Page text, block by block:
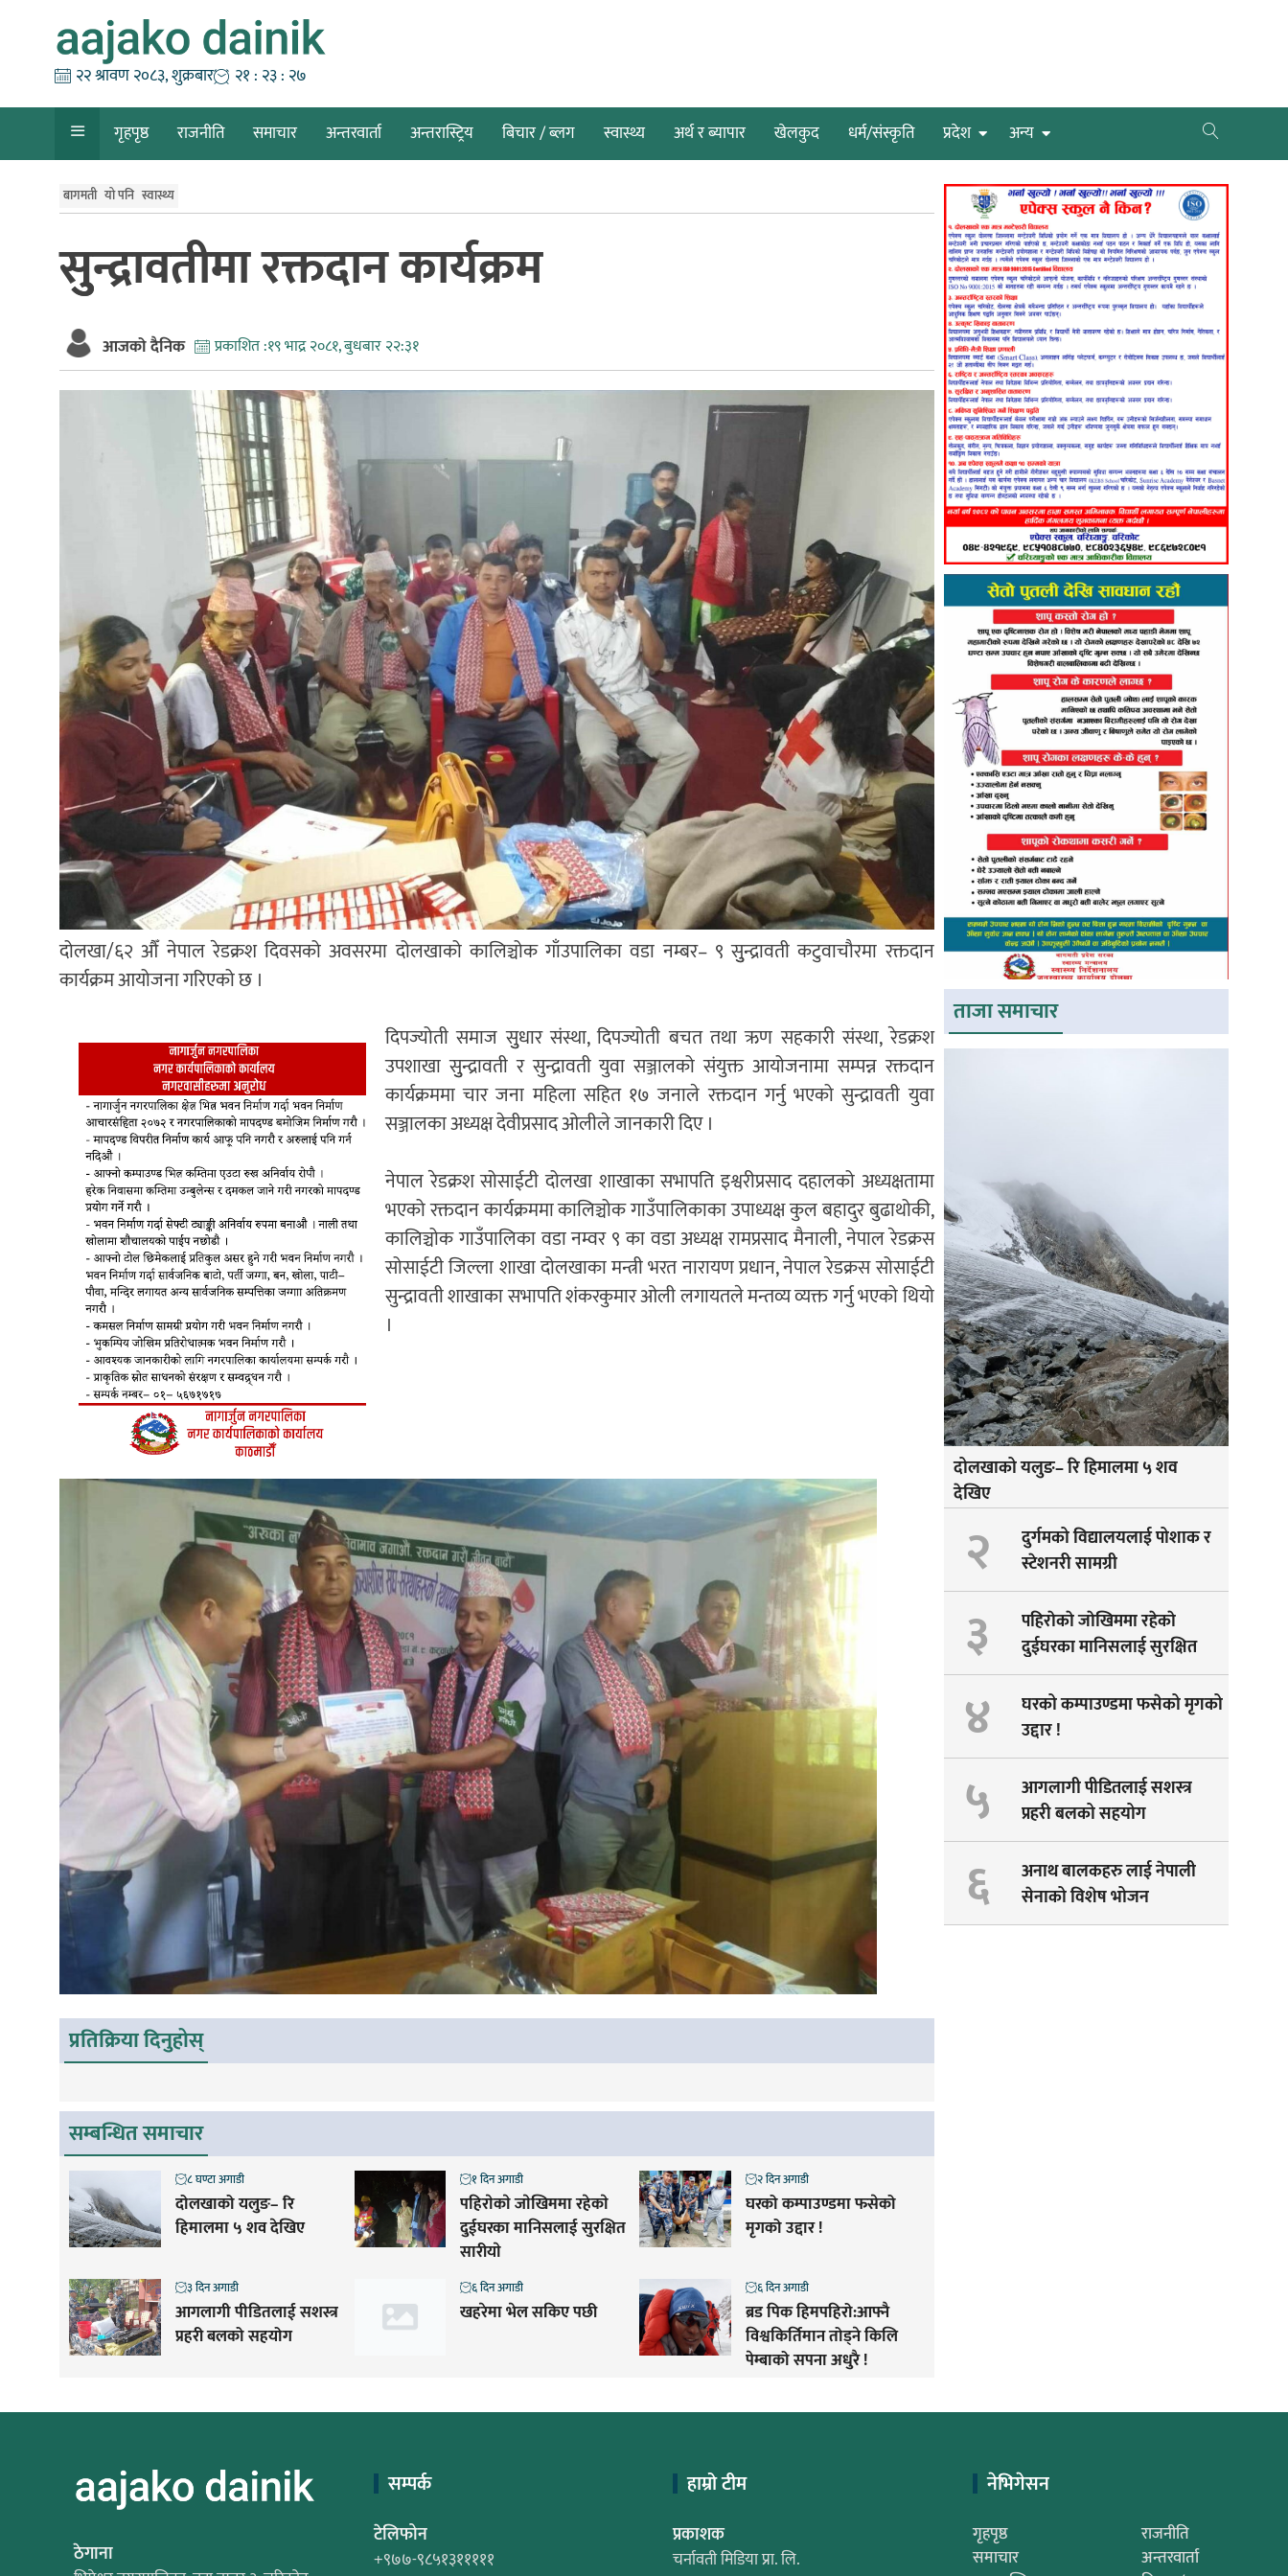
२२ श्रावण २०८३, शुक्रबार २१ : २३ : २८
गृहपृष्ठ राजनीति समाचार अन्तरवार्ता अन्तरास्ट्रिय बिचार / ब्लग स्वास्थ्य अर्थ र ब्यापार खेलकुद धर्म/संस्कृति प्रदेश अन्य
बागमती यो पनि स्वास्थ्य
सुुन्द्रावतीमा रक्तदान कार्यक्रम
आजको दैनिक प्रकाशित :१९ भाद्र २०८१, बुधबार २२:३१
दोलखा/६२ औँ नेपाल रेडक्रश दिवसको अवसरमा दोलखाको कालिञ्चोक गाँउपालिका वडा नम्बर– ९ सुुन्द्रावती कटुवाचौरमा रक्तदान
कार्यक्रम आयोजना गरिएको छ ।
दिपज्योती समाज सुुधार संस्था, दिपज्योती बचत तथा ऋण सहकारी संस्था, रेडक्रश
उपशाखा सुुन्द्रावती र सुन्द्रावती युवा सञ्जालको संयुक्त आयोजनामा सम्पन्न रक्तदान
कार्यक्रममा चार जना महिला सहित १७ जनाले रक्तदान गर्नु भएको सुन्द्रावती युवा
सञ्जालका अध्यक्ष देवीप्रसाद ओलीले जानकारी दिए ।
नेपाल रेडक्रश सोसाईटी दोलखा शाखाका सभापति इश्वरीप्रसाद दहालको अध्यक्षतामा
भएको रक्तदान कार्यक्रममा कालिञ्चोक गाउँपालिकाका उपाध्यक्ष कुल बहादुर बुढाथोकी,
कालिञ्चोक गाउँपालिका वडा नम्वर ९ का वडा अध्यक्ष रामप्रसाद मैनाली, नेपाल रेडक्रस
सोसाईटी जिल्ला शाखा दोलखाका मन्त्री भरत नारायण प्रधान, नेपाल रेडक्रस सोसाईटी
सुन्द्रावती शाखाका सभापति शंकरकुमार ओली लगायतले मन्तव्य व्यक्त गर्नु भएको थियो
।
प्रतिक्रिया दिनुहोस्
सम्बन्धित समाचार
दोलखाको यलुङ– रि
हिमालमा ५ शव देखिए
८ घण्टा अगाडी
पहिराेकाे जाेखिममा रहेकाे
दुईघरका मानिसलाई सुरक्षित
सारीयाे
१ दिन अगाडी
घरको कम्पाउण्डमा फसेको
मृगको उद्दार !
२ दिन अगाडी
आगलागी पीडितलाई सशस्त्र
प्रहरी बलको सहयोग
३ दिन अगाडी
खहरेमा भेल सकिए पछी
६ दिन अगाडी
ब्रड पिक हिमपहिरो:आफ्नै
विश्वकिर्तिमान तोड्ने किलि
पेम्बाको सपना अधुरै !
६ दिन अगाडी
ताजा समाचार
दोलखाको यलुङ– रि हिमालमा ५ शव
देखिए
२
दुर्गमको विद्यालयलाई पोशाक र
स्टेशनरी सामग्री
३
पहिराेकाे जाेखिममा रहेकाे
दुईघरका मानिसलाई सुरक्षित
सारीयाे
४
घरको कम्पाउण्डमा फसेको मृगको
उद्दार !
५
आगलागी पीडितलाई सशस्त्र
प्रहरी बलको सहयोग
६
अनाथ बालकहरु लाई नेपाली
सेनाको विशेष भोजन
ठेगाना
सम्पर्क
टेलिफोन
+९७७-९८५१३१११११
हाम्रो टीम
प्रकाशक
चर्नावती मिडिया प्रा. लि.
नेभिगेसन
गृहपृष्ठ
राजनीति
समाचार
अन्तरवार्ता